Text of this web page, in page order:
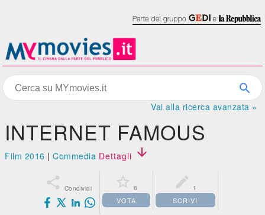
Vai alla ricerca avanzata »
INTERNET FAMOUS
Film 2016 |Commedia Dettagli 
 Condividi  6
VOTA
 1
SCRIVI